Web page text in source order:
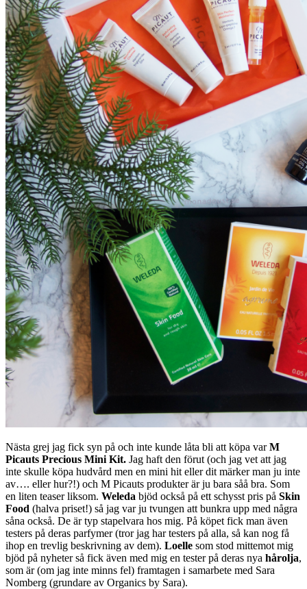
Nästa grej jag fick syn på och inte kunde låta bli att köpa varM
Picauts Precious Mini Kit. Jag haft den förut (och jag vet att jag
inte skulle köpa hudvård men en mini hit eller dit märker man ju inte
av…. eller hur?!) och M Picauts produkter är ju bara såå bra. Som
en liten teaser liksom. Weleda bjöd också på ett schysst pris på Skin
Food (halva priset!) så jag var ju tvungen att bunkra upp med några
såna också. De är typ stapelvara hos mig. På köpet fick man även
testers på deras parfymer (tror jag har testers på alla, så kan nog få
ihop en trevlig beskrivning av dem). Loelle som stod mittemot mig
bjöd på nyheter så fick även med mig en tester på deras nya hårolja,
som är (om jag inte minns fel) framtagen i samarbete med Sara
Nomberg (grundare av Organics by Sara).